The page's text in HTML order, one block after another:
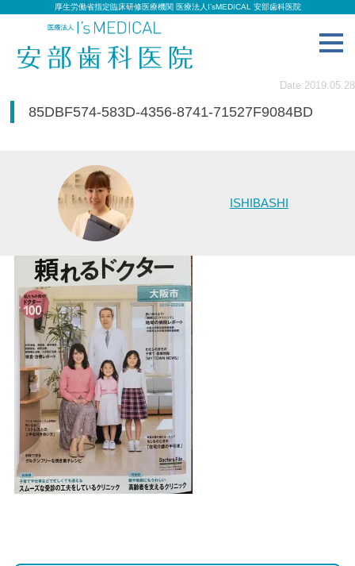
厚生労働省指定臨床研修医療機関 医療法人I’sMEDICAL 安部歯科医院
Date:2019.05.28
85DBF574-583D-4356-8741-71527F9084BD
ISHIBASHI